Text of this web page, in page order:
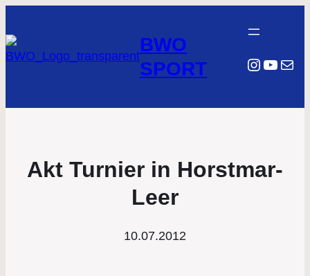
BWO
SPORT
E-Mail
Akt Turnier in Horstmar-
Leer
10.07.2012